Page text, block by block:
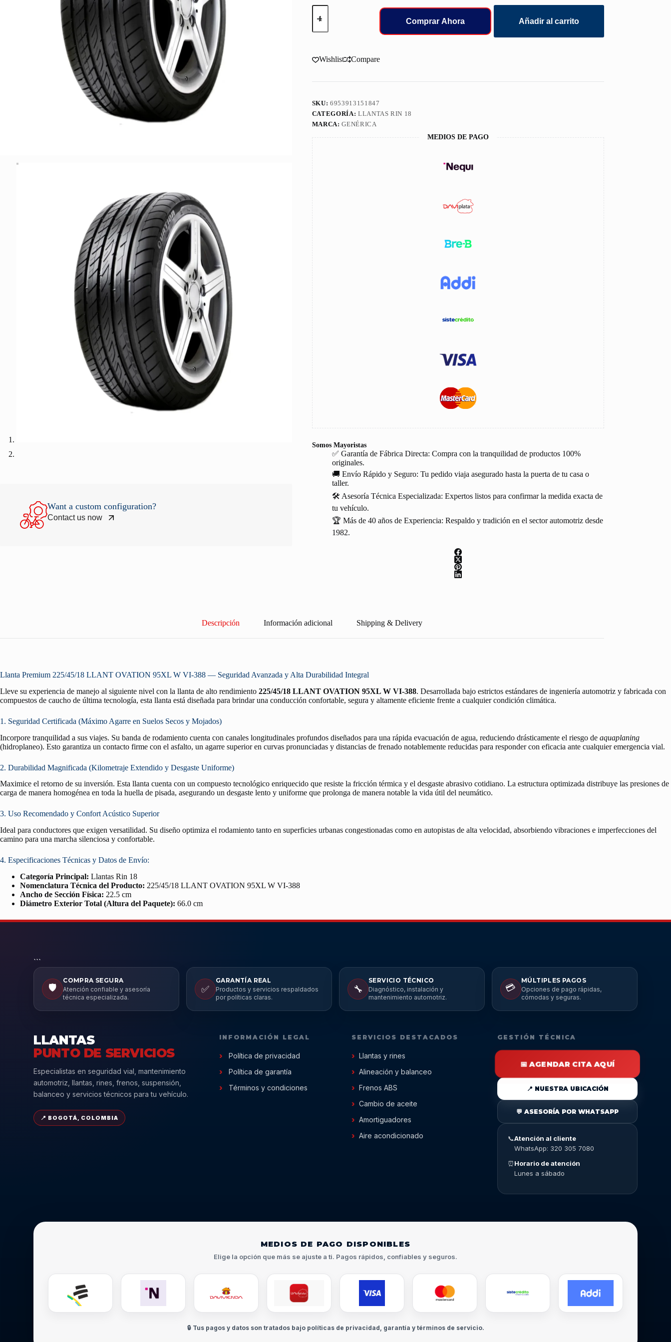
Want a custom configuration?
Contact us now
225/45/18
LLANT
95XL
388
Comprar Ahora Añadir al carrito
Wishlist Compare
SKU:6953913151847
CATEGORÍA: LLANTAS RIN 18
MARCA:GENÉRICA
MEDIOS DE PAGO
Somos Mayoristas
✅ Garantía de Fábrica Directa: Compra con la tranquilidad de productos 100%
originales.
🚚 Envío Rápido y Seguro: Tu pedido viaja asegurado hasta la puerta de tu casa o
taller.
🛠️ Asesoría Técnica Especializada: Expertos listos para confirmar la medida exacta de
tu vehículo.
🏆 Más de 40 años de Experiencia: Respaldo y tradición en el sector automotriz desde
1982.
Descripción Información adicional Shipping & Delivery
Llanta Premium 225/45/18 LLANT OVATION 95XL W VI-388 — Seguridad Avanzada y Alta Durabilidad Integral
Lleve su experiencia de manejo al siguiente nivel con la llanta de alto rendimiento 225/45/18 LLANT OVATION 95XL W VI-388. Desarrollada bajo estrictos estándares de ingeniería automotriz y fabricada con
compuestos de caucho de última tecnología, esta llanta está diseñada para brindar una conducción confortable, segura y altamente eficiente frente a cualquier condición climática.
1. Seguridad Certificada (Máximo Agarre en Suelos Secos y Mojados)
Incorpore tranquilidad a sus viajes. Su banda de rodamiento cuenta con canales longitudinales profundos diseñados para una rápida evacuación de agua, reduciendo drásticamente el riesgo de aquaplaning
(hidroplaneo). Esto garantiza un contacto firme con el asfalto, un agarre superior en curvas pronunciadas y distancias de frenado notablemente reducidas para responder con eficacia ante cualquier emergencia vial.
2. Durabilidad Magnificada (Kilometraje Extendido y Desgaste Uniforme)
Maximice el retorno de su inversión. Esta llanta cuenta con un compuesto tecnológico enriquecido que resiste la fricción térmica y el desgaste abrasivo cotidiano. La estructura optimizada distribuye las presiones de
carga de manera homogénea en toda la huella de pisada, asegurando un desgaste lento y uniforme que prolonga de manera notable la vida útil del neumático.
3. Uso Recomendado y Confort Acústico Superior
Ideal para conductores que exigen versatilidad. Su diseño optimiza el rodamiento tanto en superficies urbanas congestionadas como en autopistas de alta velocidad, absorbiendo vibraciones e imperfecciones del
camino para una marcha silenciosa y confortable.
4. Especificaciones Técnicas y Datos de Envío:
Categoría Principal: Llantas Rin 18
Nomenclatura Técnica del Producto: 225/45/18 LLANT OVATION 95XL W VI-388
Ancho de Sección Física: 22.5 cm
Diámetro Exterior Total (Altura del Paquete): 66.0 cm
```
🛡️
COMPRA SEGURA
Atención confiable y asesoría
técnica especializada.
✅
GARANTÍA REAL
Productos y servicios respaldados
por políticas claras.
🔧
SERVICIO TÉCNICO
Diagnóstico, instalación y
mantenimiento automotriz.
💳
MÚLTIPLES PAGOS
Opciones de pago rápidas,
cómodas y seguras.
LLANTAS
PUNTO DE SERVICIOS
Especialistas en seguridad vial, mantenimiento
automotriz, llantas, rines, frenos, suspensión,
balanceo y servicios técnicos para tu vehículo.
📍 BOGOTÁ, COLOMBIA
INFORMACIÓN LEGAL
Política de privacidad
Política de garantía
Términos y condiciones
SERVICIOS DESTACADOS
Llantas y rines
Alineación y balanceo
Frenos ABS
Cambio de aceite
Amortiguadores
Aire acondicionado
GESTIÓN TÉCNICA
📅 AGENDAR CITA AQUÍ
📍 NUESTRA UBICACIÓN
💬 ASESORÍA POR WHATSAPP
📞Atención al cliente
WhatsApp: 320 305 7080
⏰Horario de atención
Lunes a sábado
MEDIOS DE PAGO DISPONIBLES
Elige la opción que más se ajuste a ti. Pagos rápidos, confiables y seguros.
🔒 Tus pagos y datos son tratados bajo políticas de privacidad, garantía y términos de servicio.